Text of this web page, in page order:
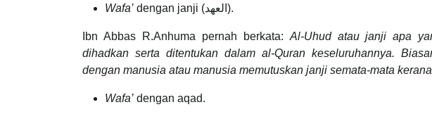
Wafa’ dengan janji (العهد).
Ibn Abbas R.Anhuma pernah berkata: Al-Uhud atau janji apa
dihadkan serta ditentukan dalam al-Quran keseluruhannya.
dengan manusia atau manusia memutuskan janji semata-mata
Wafa’ dengan aqad.